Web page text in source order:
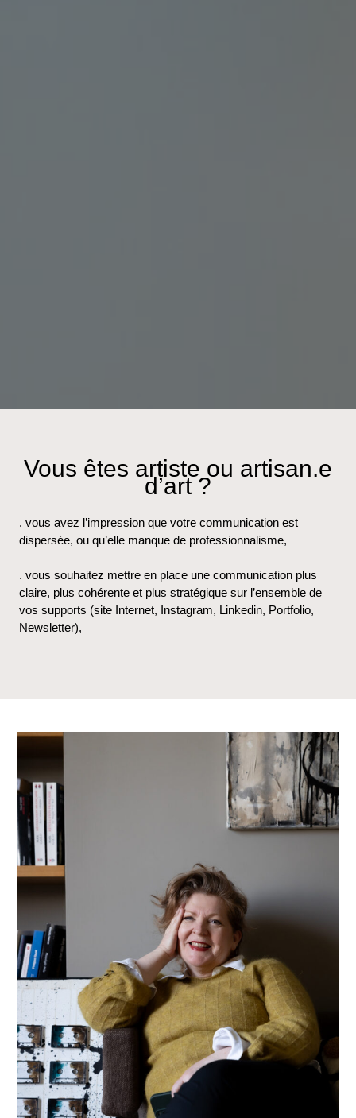
Vous êtes artiste ou artisan.e
d’art ?
. vous avez l’impression que votre communication est
dispersée, ou qu’elle manque de professionnalisme,
. vous souhaitez mettre en place une communication plus
claire, plus cohérente et plus stratégique sur l’ensemble de
vos supports (site Internet, Instagram, Linkedin, Portfolio,
Newsletter),